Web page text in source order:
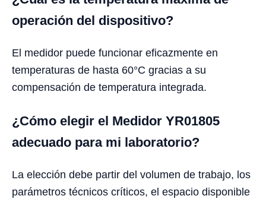
operación del dispositivo?
El medidor puede funcionar eficazmente en
temperaturas de hasta 60°C gracias a su
compensación de temperatura integrada.
¿Cómo elegir el Medidor YR01805
adecuado para mi laboratorio?
La elección debe partir del volumen de trabajo, los
parámetros técnicos críticos, el espacio disponible